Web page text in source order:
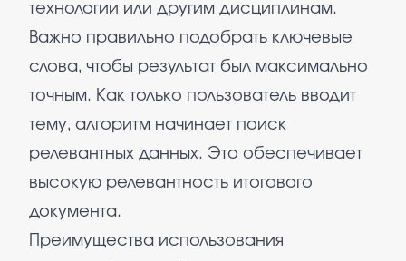
технологии или другим дисциплинам.
Важно правильно подобрать ключевые
слова, чтобы результат был максимально
точным. Как только пользователь вводит
тему, алгоритм начинает поиск
релевантных данных. Это обеспечивает
высокую релевантность итогового
документа.
Преимущества использования